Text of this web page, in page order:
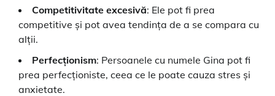
Competitivitate excesivă: Ele pot fi prea
competitive și pot avea tendința de a se compara cu
alții.
Perfecționism: Persoanele cu numele Gina pot fi
prea perfecționiste, ceea ce le poate cauza stres și
anxietate.